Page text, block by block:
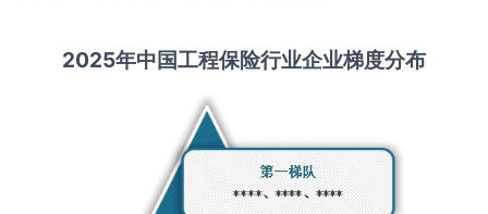
2025年中国工程保险行业企业梯度分布